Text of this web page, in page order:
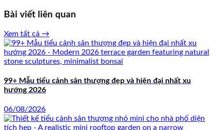
Bài viết liên quan
Xem tất cả →
99+ Mẫu tiểu cảnh sân thượng đẹp và hiện đại nhất xu
hướng 2026
06/08/2026